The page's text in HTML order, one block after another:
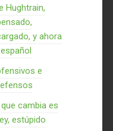
Hughtrain,
y ahora
e
cambia es
estúpido